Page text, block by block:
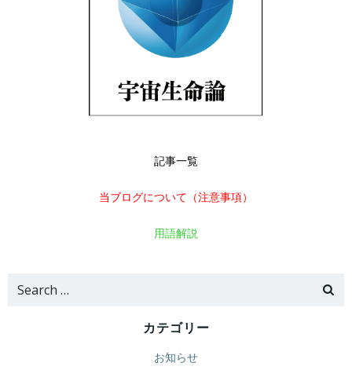
記事一覧
当ブログについて（注意事項）
用語解説
Search
カテゴリー
お知らせ